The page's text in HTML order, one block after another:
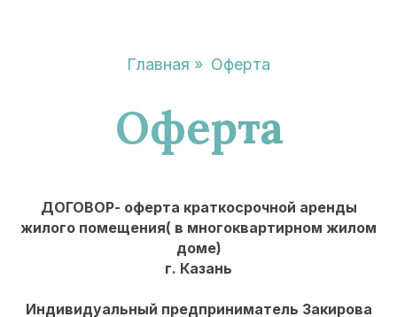
Главная » Оферта
Оферта
ДОГОВОР- оферта краткосрочной аренды
жилого помещения( в многоквартирном жилом
доме)
г. Казань
Индивидуальный предприниматель Закирова